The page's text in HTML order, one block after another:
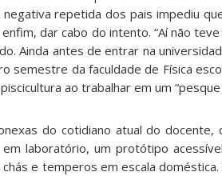
repetida dos pais impediu
dar cabo do intento. “Aí não
Ainda antes de entrar na
semestre da faculdade de Física
ao trabalhar em um “pesque
do cotidiano atual do docente,
em laboratório, um protótipo
e temperos em escala